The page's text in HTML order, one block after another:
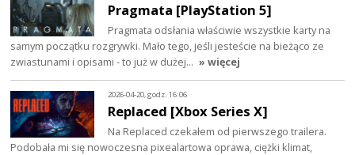
Pragmata [PlayStation 5]
Pragmata odsłania właściwie wszystkie karty na
samym początku rozgrywki. Mało tego, jeśli jesteście na bieżąco ze
zwiastunami i opisami - to już w dużej… » więcej
2026-04-20, godz. 16:06
Replaced [Xbox Series X]
Na Replaced czekałem od pierwszego trailera.
Podobała mi się nowoczesna pixealartowa oprawa, ciężki klimat,